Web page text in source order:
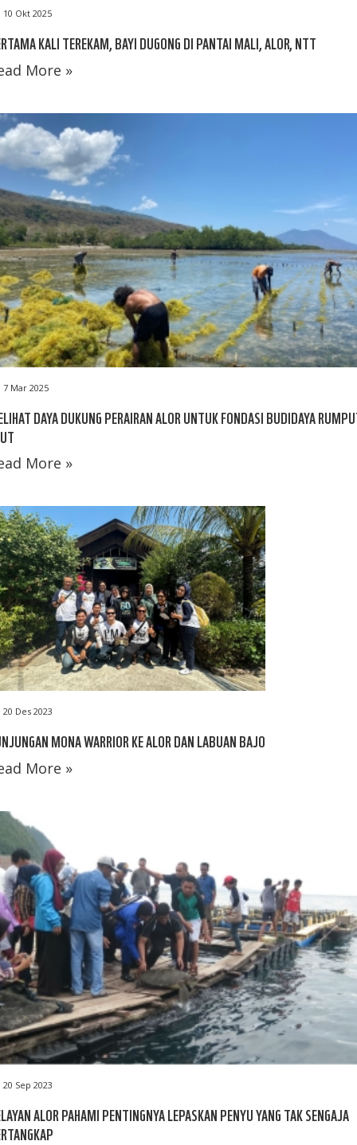
10 Okt 2025
KALI TEREKAM, BAYI DUGONG DI PANTAI MALI, ALOR, NTT
More »
7 Mar 2025
DAYA DUKUNG PERAIRAN ALOR UNTUK FONDASI BUDIDAYA
More »
20 Des 2023
MONA WARRIOR KE ALOR DAN LABUAN BAJO
More »
20 Sep 2023
ALOR PAHAMI PENTINGNYA LEPASKAN PENYU YANG TAK SENGAJA